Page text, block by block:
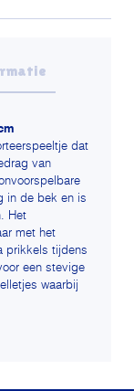
dat
van
in de bek en is
Het
met het
prikkels tijdens
een stevige
waarbij